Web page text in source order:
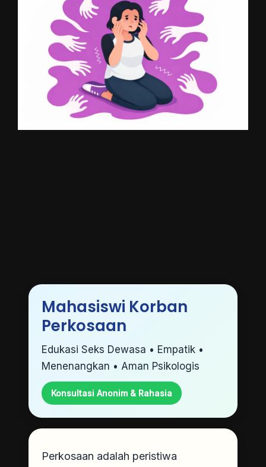
Mahasiswi Korban
Perkosaan
Edukasi Seks Dewasa • Empatik •
Menenangkan • Aman Psikologis
Konsultasi Anonim & Rahasia
Perkosaan adalah peristiwa